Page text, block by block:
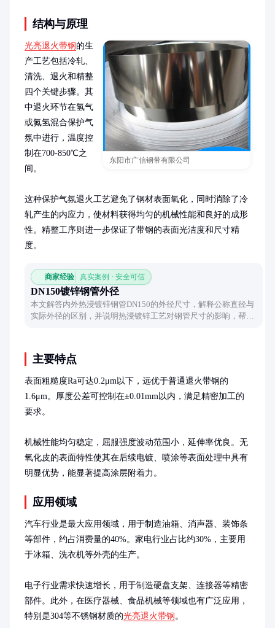
结构与原理
东阳市广信钢带有限公司
光亮退火带钢 的生
产工艺包括冷轧、
清洗、退火和精整
四个关键步骤。其
中退火环节在氢气
或氮氢混合保护气
氛中进行，温度控
制在700-850℃之
间。
这种保护气氛退火工艺避免了钢材表面氧化，同时消除了冷
轧产生的内应力，使材料获得均匀的机械性能和良好的成形
性。精整工序则进一步保证了带钢的表面光洁度和尺寸精
度。
商家经验 真实案例 · 安全可信
DN150镀锌钢管外径
本文解答内外热浸镀锌钢管DN150的外径尺寸，解释公称直径与
实际外径的区别，并说明热浸镀锌工艺对钢管尺寸的影响，帮助
主要特点
表面粗糙度Ra可达0.2μm以下，远优于普通退火带钢的
1.6μm。厚度公差可控制在±0.01mm以内，满足精密加工的
要求。
机械性能均匀稳定，屈服强度波动范围小，延伸率优良。无
氧化皮的表面特性使其在后续电镀、喷涂等表面处理中具有
明显优势，能显著提高涂层附着力。
应用领域
汽车行业是最大应用领域，用于制造油箱、消声器、装饰条
等部件，约占消费量的40%。家电行业占比约30%，主要用
于冰箱、洗衣机等外壳的生产。
电子行业需求快速增长，用于制造硬盘支架、连接器等精密
部件。此外，在医疗器械、食品机械等领域也有广泛应用，
特别是304等不锈钢材质的光亮退火带钢 。